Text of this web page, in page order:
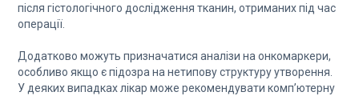
після гістологічного дослідження тканин, отриманих під час
операції.
Додатково можуть призначатися аналізи на онкомаркери,
особливо якщо є підозра на нетипову структуру утворення.
У деяких випадках лікар може рекомендувати комп’ютерну